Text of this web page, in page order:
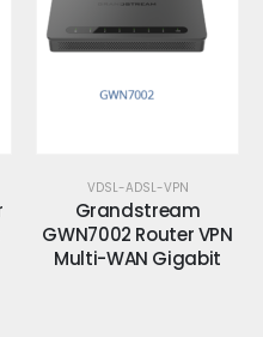
MODEM – ROUTER,VDSL-ADSL-VPN
Grandstream
GWN7003 Wired
Router multi-WAN